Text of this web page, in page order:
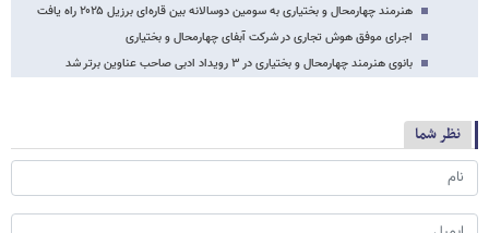
هنرمند چهارمحال و بختیاری به سومین دوسالانه بین قاره‌ای برزیل ۲۰۲۵ راه یافت
اجرای موفق هوش تجاری در شرکت آبفای چهارمحال و بختیاری
بانوی هنرمند چهارمحال و بختیاری در ۳ رویداد ادبی صاحب عناوین برتر شد
نظر شما